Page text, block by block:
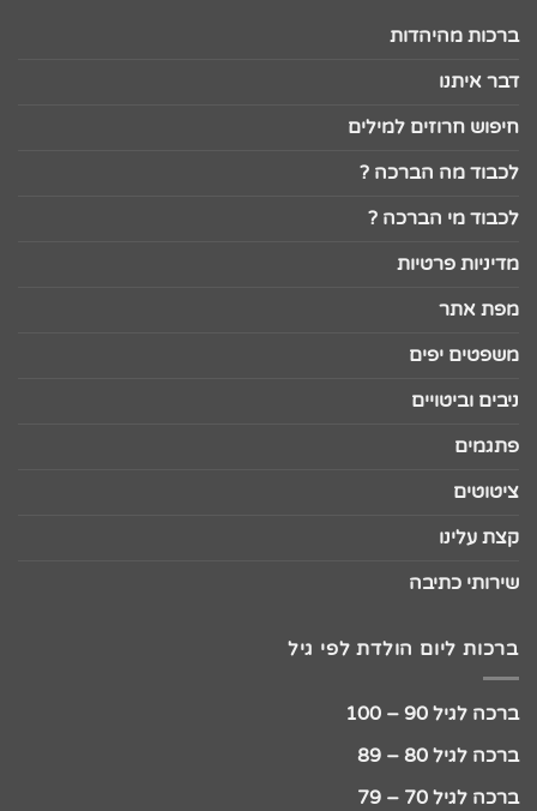
ברכות מהיהדות
דבר איתנו
חיפוש חרוזים למילים
לכבוד מה הברכה ?
לכבוד מי הברכה ?
מדיניות פרטיות
מפת אתר
משפטים יפים
ניבים וביטויים
פתגמים
ציטוטים
קצת עלינו
שירותי כתיבה
ברכות ליום הולדת לפי גיל
ברכה לגיל 90 – 100
ברכה לגיל 80 – 89
ברכה לגיל 70 – 79